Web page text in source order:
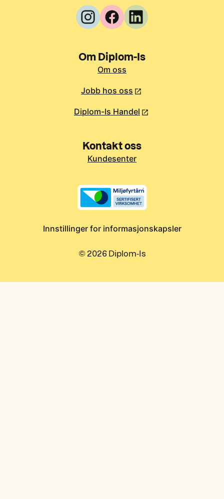
Om Diplom-Is
Om oss
Jobb hos oss
Diplom-Is Handel
Kontakt oss
Kundesenter
Innstillinger for informasjonskapsler
©2026 Diplom-Is